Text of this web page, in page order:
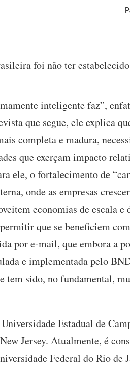
foi não ter
inteligente faz”,
que segue, ele explica
completa e madura,
que exerçam impacto
ele, o fortalecimento de
onde as empresas
economias de escala e
que se beneficiem com
por e-mail, que embora a
e implementada pelo
tem sido, no fundamental,
Estadual de
Jersey. Atualmente, é
Federal do Rio de